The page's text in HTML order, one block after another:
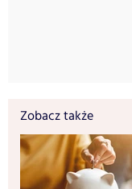
Zobacz także